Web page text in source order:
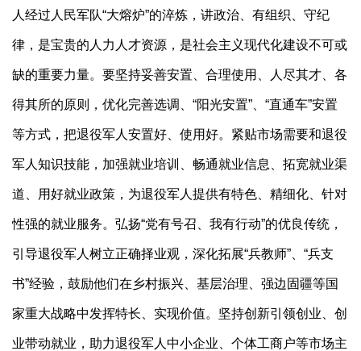
人经过人民军队“大熔炉”的淬炼，讲政治、有组织、守纪
律，是宝贵的人力人才资源，是社会主义现代化建设不可或
缺的重要力量。要坚持妥善安置、合理使用、人尽其才、各
得其所的原则，优化完善选调、“阳光安置”、“直通车”安置
等方式，把退役军人安置好、使用好。紧贴市场需要和退役
军人知识技能，加强就业培训、畅通就业信息、拓宽就业渠
道、用好就业政策，为退役军人提供有特色、精细化、针对
性强的就业服务。弘扬“党有号召、我有行动”的优良传统，
引导退役军人树立正确择业观，深化拓展“兵教师”、“兵支
书”经验，鼓励他们在乡村振兴、基层治理、强边固疆等国
家重大战略中发挥特长、实现价值。坚持创新引领创业、创
业带动就业，助力退役军人中小企业、个体工商户等市场主